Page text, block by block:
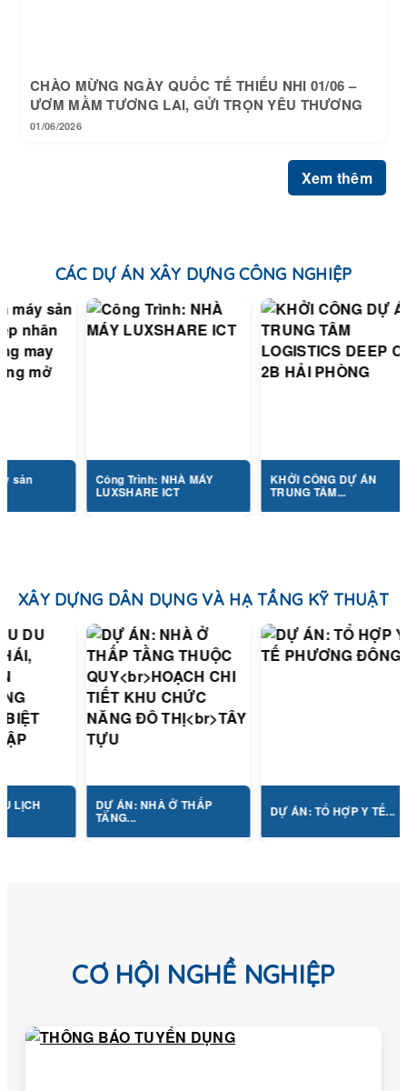
CHÀO MỪNG NGÀY QUỐC TẾ THIẾU NHI 01/06 –
ƯƠM MẦM TƯƠNG LAI, GỬI TRỌN YÊU THƯƠNG
01/06/2026
Xem thêm
CÁC DỰ ÁN XÂY DỰNG CÔNG NGHIỆP
Công Trình: NHÀ MÁY
LUXSHARE ICT
KHỞI CÔNG DỰ ÁN
TRUNG TÂM...
XÂY DỰNG DÂN DỤNG VÀ HẠ TẦNG KỸ THUẬT
DỰ ÁN: NHÀ Ở THẤP DỰ ÁN: TỔ HỢP Y TẾ...
CƠ HỘI NGHỀ NGHIỆP